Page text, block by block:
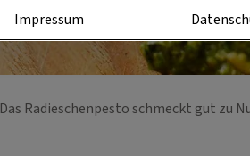
Das Radieschenpesto schmeckt gut zu
Impressum